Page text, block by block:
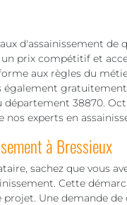
d'assainissement de
prix compétitif et
aux règles du
également
38870.
experts en
à Bressieux
sachez que vous
Cette
Une demande de